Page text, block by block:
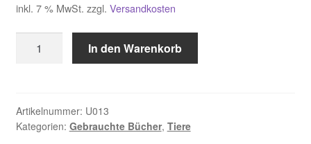
inkl. 7 % MwSt. zzgl. Versandkosten
Wolfsfrau
-
In den Warenkorb
Artikelnummer: U013
Kategorien: Gebrauchte Bücher, Tiere